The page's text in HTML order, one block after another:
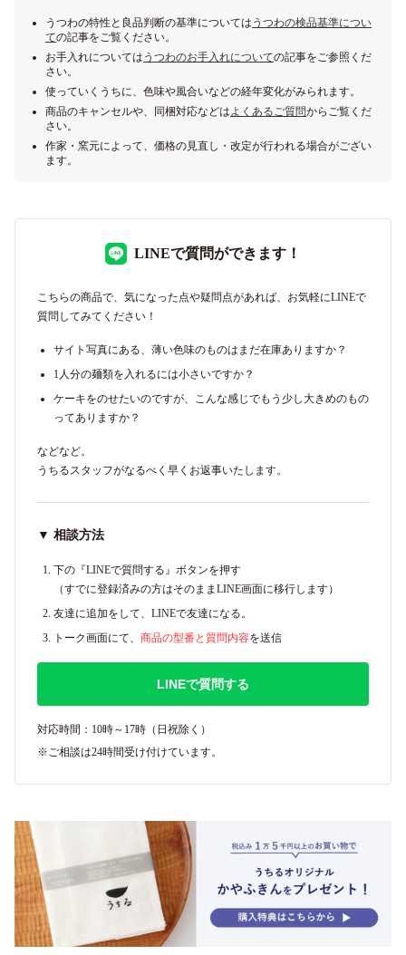
うつわの特性と良品判断の基準については うつわの検品基準につい
ての記事をご覧ください。
お手入れについては うつわのお手入れについての記事をご参照くだ
さい。
使っていくうちに、色味や風合いなどの経年変化がみられます。
商品のキャンセルや、同梱対応などはよくあるご質問からご覧くだ
さい。
作家・窯元によって、価格の見直し・改定が行われる場合がござい
ます。
LINEで質問ができます！
こちらの商品で、気になった点や疑問点があれば、お気軽にLINEで
質問してみてください！
サイト写真にある、薄い色味のものはまだ在庫ありますか？
1人分の麺類を入れるには小さいですか？
ケーキをのせたいのですが、こんな感じでもう少し大きめのもの
ってありますか？
などなど。
うちるスタッフがなるべく早くお返事いたします。
▼ 相談方法
下の『LINEで質問する』ボタンを押す
（すでに登録済みの方はそのままLINE画面に移行します）
友達に追加をして、LINEで友達になる。
トーク画面にて、 商品の型番と質問内容を送信
LINEで質問する
対応時間：10時～17時（日祝除く）
※ご相談は24時間受け付けています。